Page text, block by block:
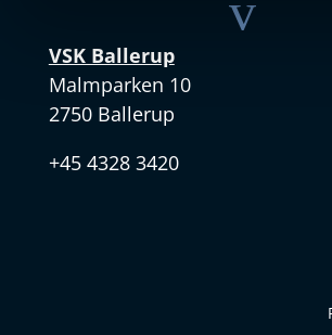
VSK Ballerup
Malmparken 10
2750 Ballerup
+45 4328 3420